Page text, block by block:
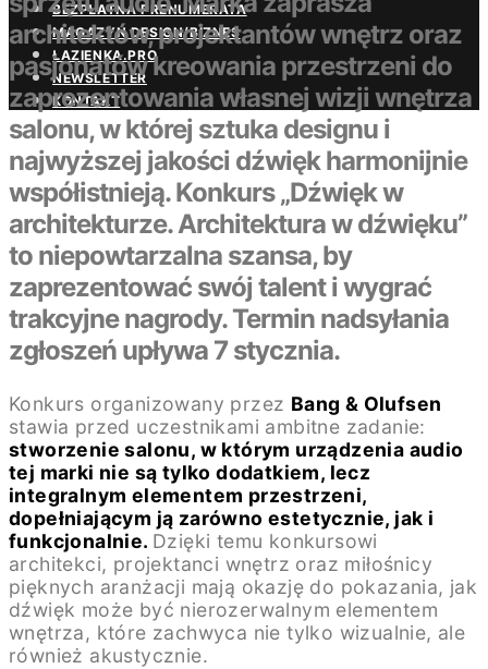
BEZPŁATNA PRENUMERATA
MAGAZYN DESIGN/BIZNES
ŁAZIENKA.PRO
NEWSLETTER
KONTAKT
architektów, projektantów wnętrz oraz
pasjonatów kreowania przestrzeni do
zaprezentowania własnej wizji wnętrza
salonu, w której sztuka designu i
najwyższej jakości dźwięk harmonijnie
współistnieją. Konkurs „Dźwięk w
architekturze. Architektura w dźwięku”
to niepowtarzalna szansa, by
zaprezentować swój talent i wygrać
trakcyjne nagrody. Termin nadsyłania
zgłoszeń upływa 7 stycznia.
Konkurs organizowany przez Bang & Olufsen
stawia przed uczestnikami ambitne zadanie:
stworzenie salonu, w którym urządzenia audio
tej marki nie są tylko dodatkiem, lecz
integralnym elementem przestrzeni,
dopełniającym ją zarówno estetycznie, jak i
funkcjonalnie. Dzięki temu konkursowi
architekci, projektanci wnętrz oraz miłośnicy
pięknych aranżacji mają okazję do pokazania, jak
dźwięk może być nierozerwalnym elementem
wnętrza, które zachwyca nie tylko wizualnie, ale
również akustycznie.